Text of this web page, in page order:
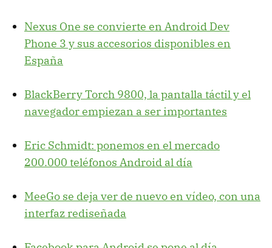
Nexus One se convierte en Android Dev
Phone 3 y sus accesorios disponibles en
España
BlackBerry Torch 9800, la pantalla táctil y el
navegador empiezan a ser importantes
Eric Schmidt: ponemos en el mercado
200.000 teléfonos Android al día
MeeGo se deja ver de nuevo en vídeo, con una
interfaz rediseñada